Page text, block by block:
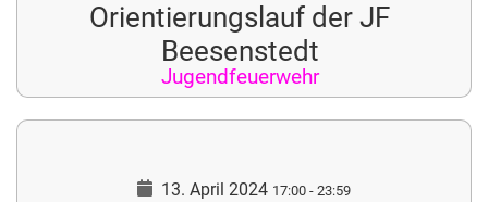
Orientierungslauf der JF
Beesenstedt
Jugendfeuerwehr
13. April 2024 17:00 - 23:59